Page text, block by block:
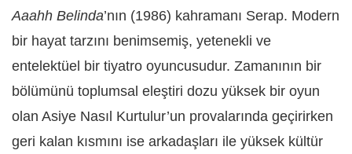
Aaahh Belinda’nın (1986) kahramanı Serap. Modern
bir hayat tarzını benimsemiş, yetenekli ve
entelektüel bir tiyatro oyuncusudur. Zamanının bir
bölümünü toplumsal eleştiri dozu yüksek bir oyun
olan Asiye Nasıl Kurtulur’un provalarında geçirirken
geri kalan kısmını ise arkadaşları ile yüksek kültür